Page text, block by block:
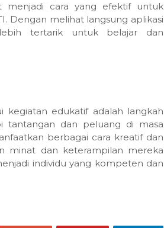
menjadi cara yang efektif untuk
Dengan melihat langsung aplikasi
tertarik untuk belajar dan
kegiatan edukatif adalah langkah
tantangan dan peluang di masa
berbagai cara kreatif dan
minat dan keterampilan mereka
individu yang kompeten dan